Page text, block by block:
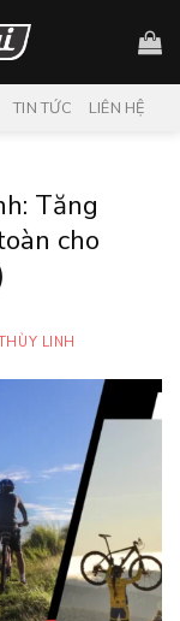
TIN TỨC LIÊN HỆ
Tăng
cho
LINH